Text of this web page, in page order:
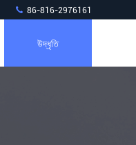
86-816-2976161
উদ্ধৃতি